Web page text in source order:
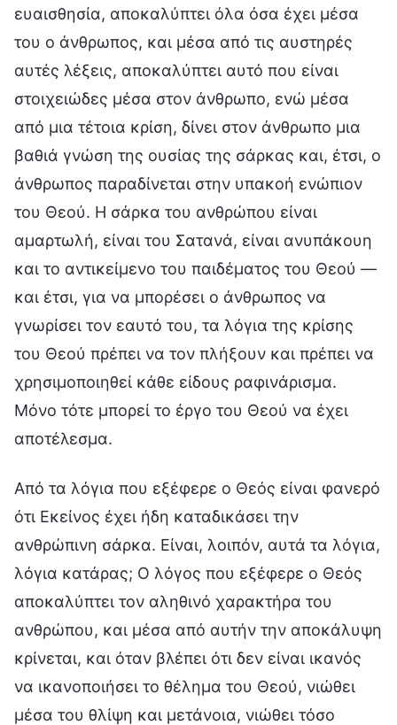
ευαισθησία, αποκαλύπτει όλα όσα έχει μέσα
του ο άνθρωπος, και μέσα από τις αυστηρές
αυτές λέξεις, αποκαλύπτει αυτό που είναι
στοιχειώδες μέσα στον άνθρωπο, ενώ μέσα
από μια τέτοια κρίση, δίνει στον άνθρωπο μια
βαθιά γνώση της ουσίας της σάρκας και, έτσι, ο
άνθρωπος παραδίνεται στην υπακοή ενώπιον
του Θεού. Η σάρκα του ανθρώπου είναι
αμαρτωλή, είναι του Σατανά, είναι ανυπάκουη
και το αντικείμενο του παιδέματος του Θεού —
και έτσι, για να μπορέσει ο άνθρωπος να
γνωρίσει τον εαυτό του, τα λόγια της κρίσης
του Θεού πρέπει να τον πλήξουν και πρέπει να
χρησιμοποιηθεί κάθε είδους ραφινάρισμα.
Μόνο τότε μπορεί το έργο του Θεού να έχει
αποτέλεσμα.
Από τα λόγια που εξέφερε ο Θεός είναι φανερό
ότι Εκείνος έχει ήδη καταδικάσει την
ανθρώπινη σάρκα. Είναι, λοιπόν, αυτά τα λόγια,
λόγια κατάρας; Ο λόγος που εξέφερε ο Θεός
αποκαλύπτει τον αληθινό χαρακτήρα του
ανθρώπου, και μέσα από αυτήν την αποκάλυψη
κρίνεται, και όταν βλέπει ότι δεν είναι ικανός
να ικανοποιήσει το θέλημα του Θεού, νιώθει
μέσα του θλίψη και μετάνοια, νιώθει τόσο